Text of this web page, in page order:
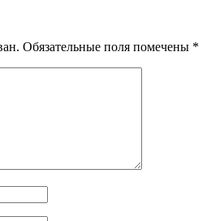
Обязательные поля помечены *